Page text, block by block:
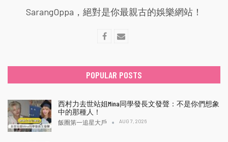
SarangOppa，絕對是你最親古的娛樂網站！
POPULAR POSTS
西村力去世站姐Mina同學發長文發聲：不是你們想象
中的那種人！
飯圈第一追星大戶 AUG 7, 2026